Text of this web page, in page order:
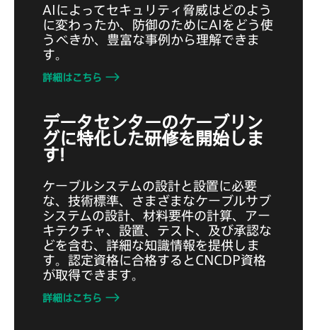
AIによってセキュリティ脅威はどのよう
に変わったか、防御のためにAIをどう使
うべきか、豊富な事例から理解できま
す。
詳細はこちら
データセンターのケーブリン
グに特化した研修を開始しま
す!
ケーブルシステムの設計と設置に必要
な、技術標準、さまざまなケーブルサブ
システムの設計、材料要件の計算、アー
キテクチャ、設置、テスト、及び承認な
どを含む、詳細な知識情報を提供しま
す。認定資格に合格するとCNCDP資格
が取得できます。
詳細はこちら